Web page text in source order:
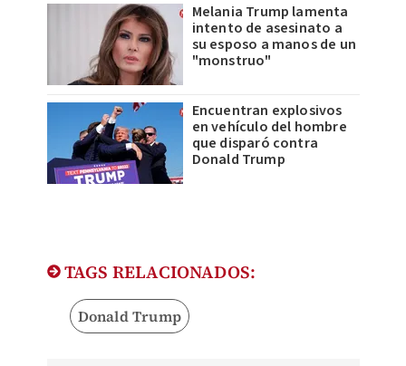
Melania Trump lamenta
intento de asesinato a
su esposo a manos de un
"monstruo"
Encuentran explosivos
en vehículo del hombre
que disparó contra
Donald Trump
TAGS RELACIONADOS:
Donald Trump